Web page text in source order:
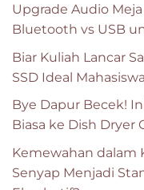
Upgrade Audio
Bluetooth vs USB
Biar Kuliah Lancar
SSD Ideal
Bye Dapur Becek!
Biasa ke Dish Dryer
Kemewahan dalam
Senyap Menjadi